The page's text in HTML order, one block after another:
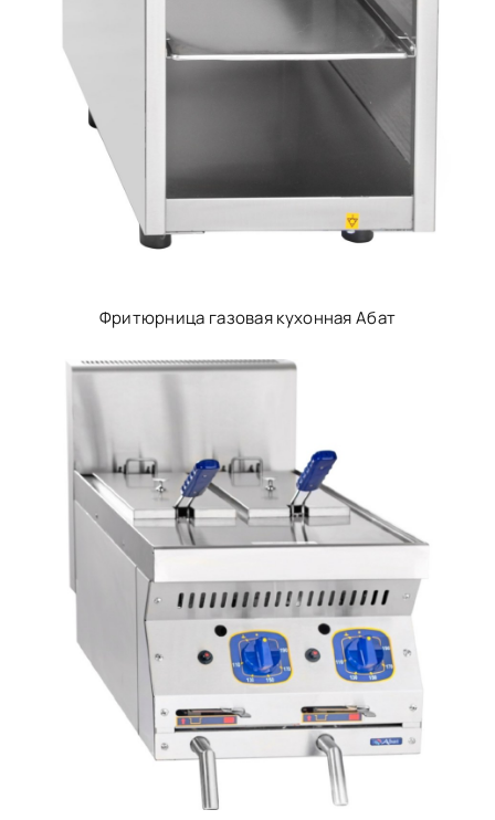
Фритюрница газовая кухонная Абат